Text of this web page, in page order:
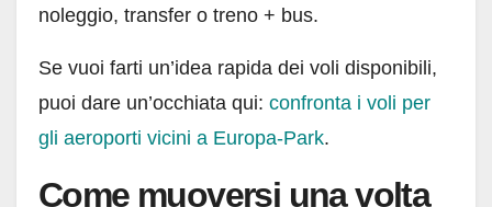
noleggio, transfer o treno + bus.
Se vuoi farti un’idea rapida dei voli disponibili,
puoi dare un’occhiata qui: confronta i voli per
gli aeroporti vicini a Europa-Park.
Come muoversi una volta